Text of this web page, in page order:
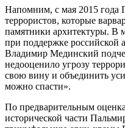
Напомним, с мая 2015 года
террористов, которые
памятники архитектуры. В
при поддержке российской
Владимир Мединский
недооценило угрозу
свою вину и объединить
можно спасти».
По предварительным
исторической части